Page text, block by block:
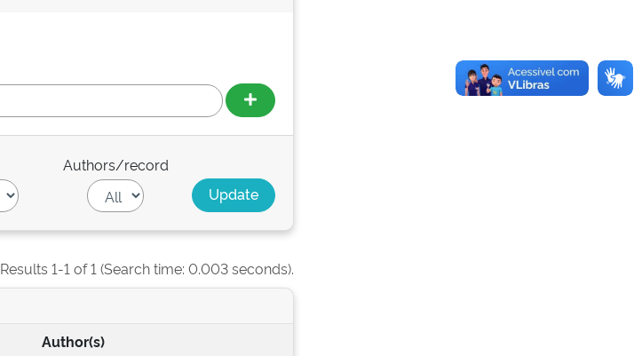
Authors/record
Results 1-1 of 1 (Search time: 0.003 seconds).
Author(s)